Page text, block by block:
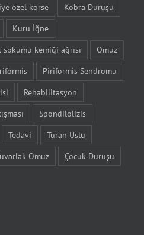
özel korse
Kobra Duruşu
Kuru İğne
kemiği ağrısı
Omuz
Piriformis Sendromu
Rehabilitasyon
Spondilolizis
Tedavi
Turan Uslu
Omuz
Çocuk Duruşu